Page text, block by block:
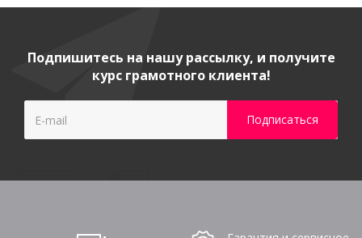
Подпишитесь на нашу рассылку, и получите
курс грамотного клиента!